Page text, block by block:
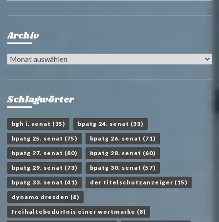
Archiv
Archiv
Schlagwörter
bgh i. senat (15) bpatg 24. senat (33)
bpatg 25. senat (75) bpatg 26. senat (71)
bpatg 27. senat (80) bpatg 28. senat (60)
bpatg 29. senat (73) bpatg 30. senat (57)
bpatg 33. senat (41) der titelschutzanzeiger (15)
dynamo dresden (8)
freihaltebedürfnis einer wortmarke (8)